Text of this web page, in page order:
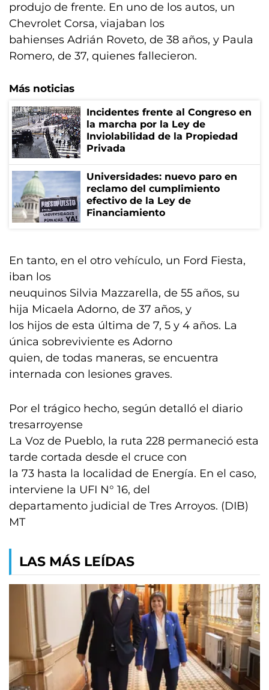
produjo de frente. En uno de los autos, un
Chevrolet Corsa, viajaban los
bahienses Adrián Roveto, de 38 años, y Paula
Romero, de 37, quienes fallecieron.
Más noticias
Incidentes frente al Congreso en
la marcha por la Ley de
Inviolabilidad de la Propiedad
Privada
Universidades: nuevo paro en
reclamo del cumplimiento
efectivo de la Ley de
Financiamiento
En tanto, en el otro vehículo, un Ford Fiesta,
iban los
neuquinos Silvia Mazzarella, de 55 años, su
hija Micaela Adorno, de 37 años, y
los hijos de esta última de 7, 5 y 4 años. La
única sobreviviente es Adorno
quien, de todas maneras, se encuentra
internada con lesiones graves.
Por el trágico hecho, según detalló el diario
tresarroyense
La Voz de Pueblo, la ruta 228 permaneció esta
tarde cortada desde el cruce con
la 73 hasta la localidad de Energía. En el caso,
interviene la UFI N° 16, del
departamento judicial de Tres Arroyos. (DIB)
MT
LAS MÁS LEÍDAS